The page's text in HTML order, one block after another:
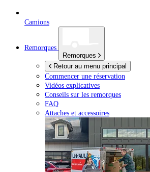
Camions
Remorques
Remorques
Retour au menu principal
Commencer une réservation
Vidéos explicatives
Conseils sur les remorques
FAQ
Attaches et accessoires